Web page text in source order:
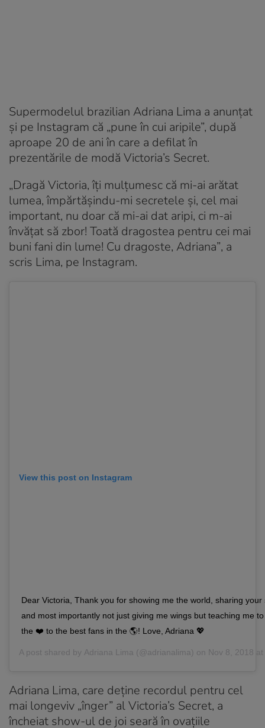
Supermodelul brazilian Adriana Lima a anunțat
și pe Instagram că „pune în cui aripile”, după
aproape 20 de ani în care a defilat în
prezentările de modă Victoria’s Secret.
„Dragă Victoria, îți mulțumesc că mi-ai arătat
lumea, împărtășindu-mi secretele și, cel mai
important, nu doar că mi-ai dat aripi, ci m-ai
învățat să zbor! Toată dragostea pentru cei mai
buni fani din lume! Cu dragoste, Adriana”, a
scris Lima, pe Instagram.
View this post on Instagram
Dear Victoria, Thank you for showing me the world, sharing your
and most importantly not just giving me wings but teaching me to
the ❤️ to the best fans in the 🌎! Love, Adriana 💖
A post shared by Adriana Lima (@adrianalima) on Nov 8, 2018
Adriana Lima, care deține recordul pentru cel
mai longeviv „înger” al Victoria’s Secret, a
încheiat show-ul de joi seară în ovațiile